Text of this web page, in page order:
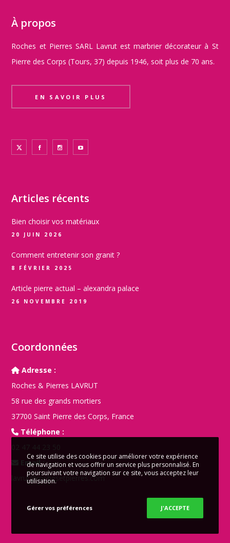
À propos
Roches et Pierres SARL Lavrut est marbrier décorateur à St
Pierre des Corps (Tours, 37) depuis 1946, soit plus de 70 ans.
EN SAVOIR PLUS
Articles récents
Bien choisir vos matériaux
20 JUIN 2026
Comment entretenir son granit ?
8 FÉVRIER 2025
Article pierre actual – alexandra palace
26 NOVEMBRE 2019
Coordonnées
Adresse :
Roches & Pierres LAVRUT
58 rue des grands mortiers
37700 Saint Pierre des Corps, France
Téléphone :
Email :
lavrut@rochesetpierres.com
Ce site utilise des cookies pour améliorer votre expérience
de navigation et vous offrir un service plus personnalisé. En
poursuivant votre navigation sur ce site, vous acceptez leur
utilisation.
Gérer vos préférences J'ACCEPTE